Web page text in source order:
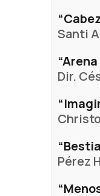
Santi
Dir.
Pérez